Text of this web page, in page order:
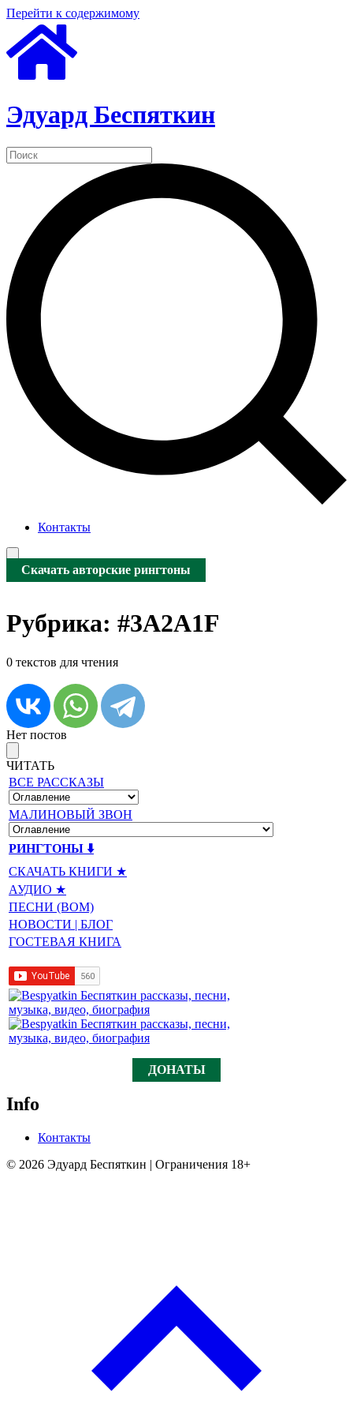
Перейти к содержимому
Эдуард Беспяткин
Контакты
Скачать авторские рингтоны
Рубрика: #3A2A1F
0 текстов для чтения
Нет постов
ЧИТАТЬ
ВСЕ РАССКАЗЫ
МАЛИНОВЫЙ ЗВОН
РИНГТОНЫ ⬇️
СКАЧАТЬ КНИГИ ★
АУДИО ★
ПЕСНИ (BOM)
НОВОСТИ | БЛОГ
ГОСТЕВАЯ КНИГА
ДОНАТЫ
Info
Контакты
© 2026 Эдуард Беспяткин | Ограничения 18+